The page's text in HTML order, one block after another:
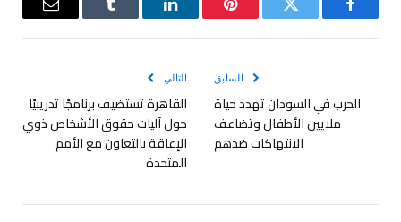
فيسبوك تويتر بينتيريستلينكدإن Tumblr
البريد
السابق
الحرب في السودان تهدد حياة
ملايين الأطفال وتضاعف
الانتهاكات ضدهم
التالي
القاهرة تستضيف برنامجًا تدريبيًا
حول آليات حقوق الأشخاص ذوي
الإعاقة بالتعاون مع الأمم
المتحدة